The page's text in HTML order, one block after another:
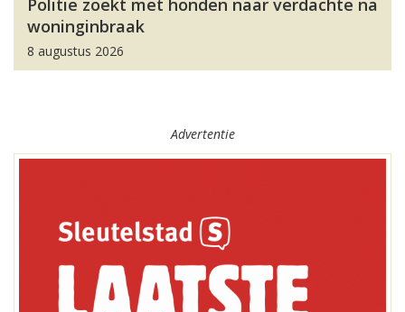
Politie zoekt met honden naar verdachte na
woninginbraak
8 augustus 2026
Advertentie